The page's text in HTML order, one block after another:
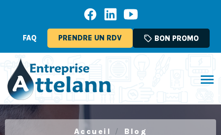
FAQ PRENDRE UN RDV sell BON PROMO
Accueil
Blog